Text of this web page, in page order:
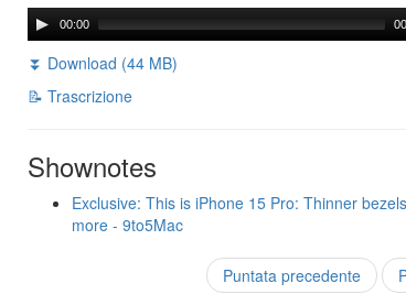
00:00
⏬ Download (44 MB)
📝 Trascrizione
Shownotes
Exclusive: This is iPhone 15 Pro: Thinner
more - 9to5Mac
Puntata precedente